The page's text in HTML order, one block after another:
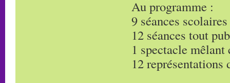
Au programme :
9 séances scolaires
12 séances tout
1 spectacle
12